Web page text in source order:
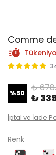
Comme
%50 ₺
₺
İptal ve İade
Renk